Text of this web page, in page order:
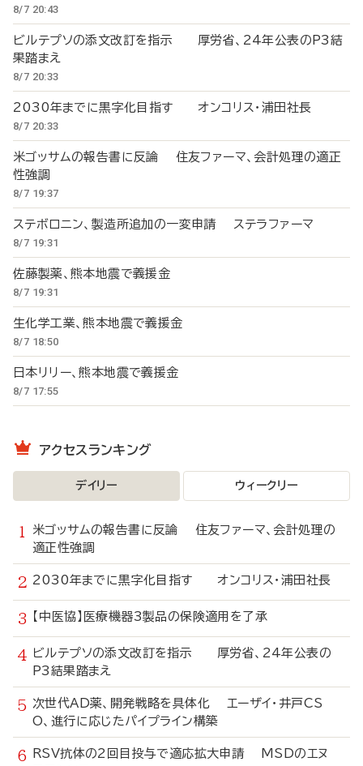
8/7 20:43
ビルテプソの添文改訂を指示 厚労省、24年公表のP3結
果踏まえ
8/7 20:33
2030年までに黒字化目指す オンコリス・浦田社長
8/7 20:33
米ゴッサムの報告書に反論 住友ファーマ、会計処理の適正
性強調
8/7 19:37
ステボロニン、製造所追加の一変申請 ステラファーマ
8/7 19:31
佐藤製薬、熊本地震で義援金
8/7 19:31
生化学工業、熊本地震で義援金
8/7 18:50
日本リリー、熊本地震で義援金
8/7 17:55
アクセスランキング
デイリー ウィークリー
米ゴッサムの報告書に反論 住友ファーマ、会計処理の
適正性強調
2030年までに黒字化目指す オンコリス・浦田社長
【中医協】医療機器3製品の保険適用を了承
ビルテプソの添文改訂を指示 厚労省、24年公表の
P3結果踏まえ
次世代AD薬、開発戦略を具体化 エーザイ・井戸CS
O、進行に応じたパイプライン構築
RSV抗体の2回目投与で適応拡大申請 MSDのエヌ